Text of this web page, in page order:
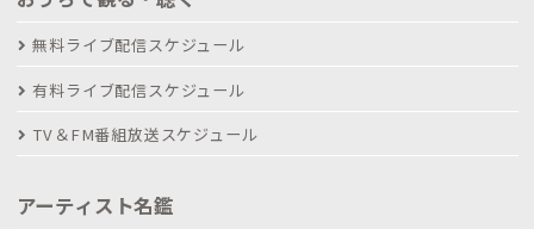
無料ライブ配信スケジュール
有料ライブ配信スケジュール
TV＆FM番組放送スケジュール
アーティスト名鑑